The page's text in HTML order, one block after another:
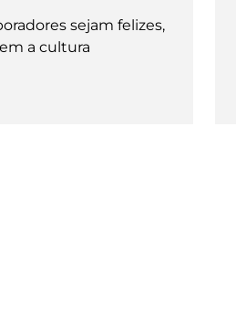
sejam felizes,
a cultura